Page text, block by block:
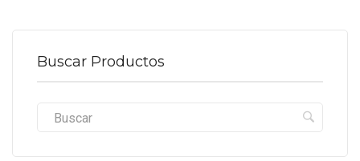
Buscar Productos